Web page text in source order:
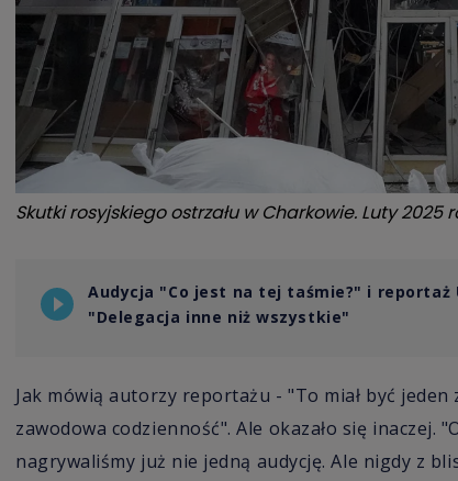
Skutki rosyjskiego ostrzału w Charkowie. Luty 2025
Audycja "Co jest na tej taśmie?" i
"Delegacja inne niż wszystkie"
Jak mówią autorzy reportażu - "To miał być
zawodowa codzienność". Ale okazało się inaczej.
nagrywaliśmy już nie jedną audycję. Ale nigdy z